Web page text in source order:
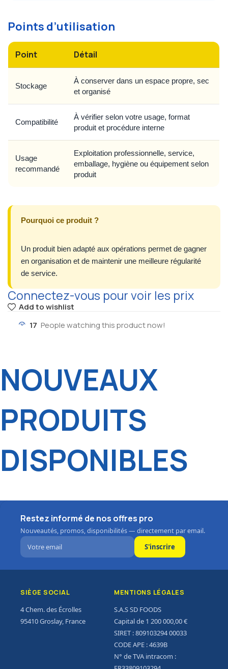
Points d’utilisation
Point Détail
Stockage
À conserver dans un espace propre, sec
et organisé
Compatibilité
À vérifier selon votre usage, format
produit et procédure interne
Usage
recommandé
Exploitation professionnelle, service,
emballage, hygiène ou équipement selon
produit
Pourquoi ce produit ?
Un produit bien adapté aux opérations permet de gagner
en organisation et de maintenir une meilleure régularité
de service.
Connectez-vous pour voir les prix
Add to wishlist
17 People watching this product now!
NOUVEAUX
PRODUITS
DISPONIBLES
Restez informé de nos offres pro
Nouveautés, promos, disponibilités — directement par email.
S'inscrire
SIÈGE SOCIAL
4 Chem. des Écrolles
95410 Groslay, France
MENTIONS LÉGALES
S.A.S SD FOODS
Capital de 1 200 000,00 €
SIRET : 809103294 00033
CODE APE : 4639B
N° de TVA intracom :